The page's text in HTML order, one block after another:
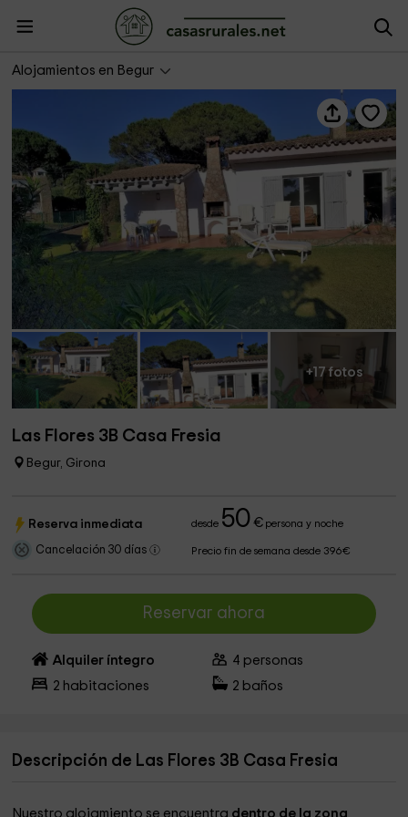
Alojamientos en Begur
Las Flores 3B Casa Fresia
+17 fotos
Las Flores 3B Casa Fresia
Begur, Girona
Reserva inmediata desde 50 €persona y noche
Cancelación 30 días Precio fin de semana desde 396€
Reservar ahora
Alquiler íntegro 4 personas
2 habitaciones 2 baños
Descripción de Las Flores 3B Casa Fresia
Nuestro alojamiento se encuentra dentro de la zona